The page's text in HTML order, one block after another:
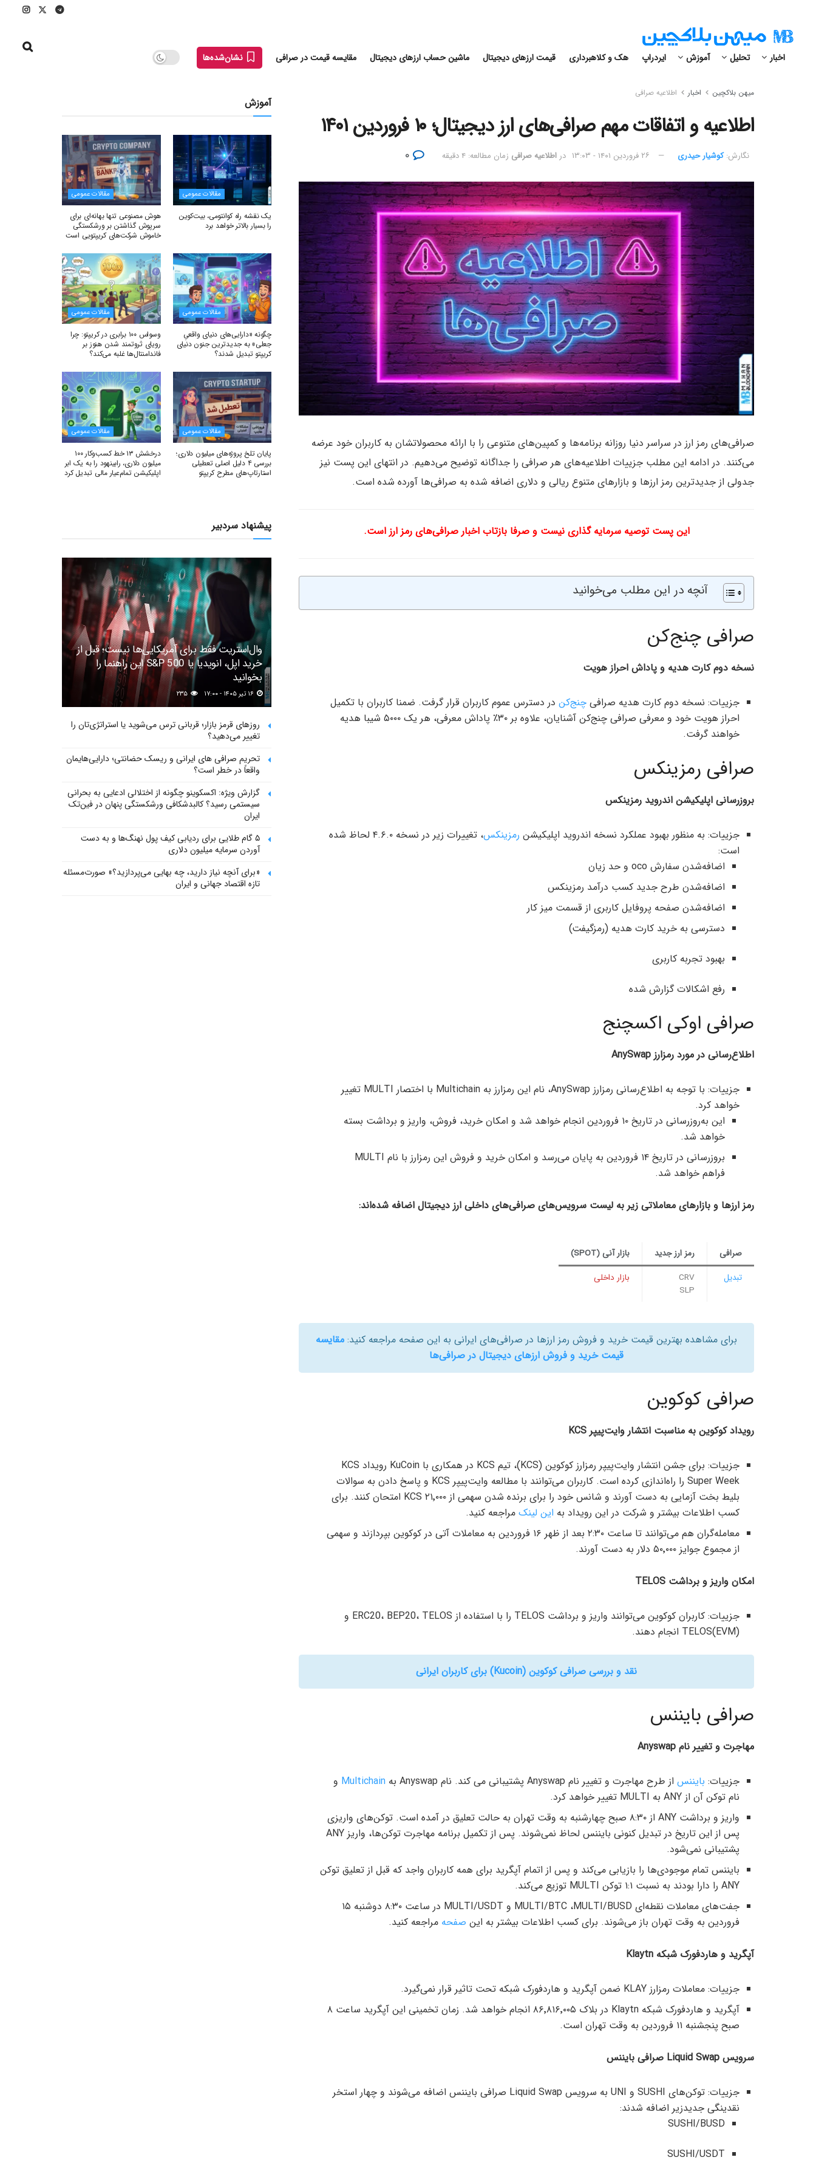
اخبار تحلیل آموزش ایردراپ هک و کلاهبرداری قیمت ارزهای دیجیتال ماشین حساب ارزهای دیجیتال مقایسه قیمت در صرافی نشان‌شده‌ها
میهن بلاکچین اخبار اطلاعیه صرافی
اطلاعیه و اتفاقات مهم صرافی‌های ارز دیجیتال؛ ۱۰ فروردین ۱۴۰۱
نگارش:‌ کوشیار حیدری ۲۶ فروردین ۱۴۰۱ - ۱۳:۰۳ در اطلاعیه صرافی زمان مطالعه: ۴ دقیقه
صرافی‌های رمز ارز در سراسر دنیا روزانه برنامه‌ها و کمپین‌های متنوعی را با ارائه محصولاتشان به کاربران خود عرضه
می‌کنند. در ادامه این مطلب جزییات اطلاعیه‌های هر صرافی را جداگانه توضیح می‌دهیم. در انتهای این پست نیز
جدولی از جدیدترین رمز ارزها و بازارهای متنوع ریالی و دلاری اضافه شده به صرافی‌ها آورده شده است.
این پست توصیه سرمایه گذاری نیست و صرفا بازتاب اخبار صرافی‌های رمز ارز است.
آنچه در این مطلب می‌خوانید
صرافی چنج‌کن
نسخه دوم کارت هدیه و پاداش احراز هویت
جزییات: نسخه دوم کارت هدیه صرافی چنج‌کن در دسترس عموم کاربران قرار گرفت. ضمنا کاربران با تکمیل
احراز هویت خود و معرفی صرافی چنج‌کن آشنایان، علاوه بر ۳۰٪ پاداش معرفی، هر یک ۵۰۰۰ شیبا هدیه
خواهند گرفت.
صرافی رمزینکس
بروزرسانی اپلیکیشن اندروید رمزینکس
جزییات: به منظور بهبود عملکرد نسخه اندروید اپلیکیشن رمزینکس
، تغییرات زیر در نسخه ۴.۶.۰ لحاظ شده
است:
اضافه‌شدن سفارش oco و حد زیان
اضافه‌شدن طرح جدید کسب درآمد رمزینکس
اضافه‌شدن صفحه‌ پروفایل کاربری از قسمت میز کار
دسترسی به خرید کارت هدیه (رمزگیفت)
بهبود تجربه‌ کاربری
رفع اشکالات گزارش شده
صرافی اوکی اکسچنج
اطلاع‌رسانی در مورد رمزارز AnySwap
جزییات: با توجه به اطلاع‌رسانی رمزارز AnySwap، نام این رمزارز به Multichain با اختصار MULTI تغییر
خواهد کرد.
این به‌روزرسانی در تاریخ ۱۰ فروردین انجام خواهد شد و امکان خرید، فروش، واریز و برداشت بسته
خواهد شد.
بروزرسانی در تاریخ ۱۴ فروردین به پایان می‌رسد و امکان خرید و فروش این رمزارز با نام MULTI
فراهم خواهد شد.
رمز ارزها و بازارهای معاملاتی زیر به لیست سرویس‌های صرافی‌های داخلی ارز دیجیتال اضافه شده‌اند:
صرافی رمز ارز جدید
بازار آنی (SPOT)
تبدیل
CRV
SLP
بازار داخلی
برای مشاهده بهترین قیمت خرید و فروش رمز ارزها در صرافی‌های ایرانی به این صفحه مراجعه کنید: مقایسه
قیمت خرید و فروش ارزهای دیجیتال در صرافی‌ها
صرافی کوکوین
رویداد کوکوین به مناسبت انتشار وایت‌پیپر KCS
جزییات: برای جشن انتشار وایت‌پیپر رمزارز کوکوین (KCS)، تیم KCS در همکاری با KuCoin رویداد KCS
Super Week را راه‌اندازی کرده است. کاربران می‌توانند با مطالعه وایت‌پیپر KCS و پاسخ دادن به سوالات
بلیط بخت آزمایی به دست آورند و شانس خود را برای برنده شدن سهمی از ۲۱٬۰۰۰ KCS امتحان کنند. برای
کسب اطلاعات بیشتر و شرکت در این رویداد به این لینک مراجعه کنید.
معامله‌گران هم می‌توانند تا ساعت ۲:۳۰ بعد از ظهر ۱۶ فروردین به معاملات آتی در کوکوین بپردازند و سهمی
از مجموع جوایز ۵۰٬۰۰۰ دلار به دست آورند.
امکان واریز و برداشت TELOS
جزییات: کاربران کوکوین می‌توانند واریز و برداشت TELOS را با استفاده از ERC20، ‌BEP20، TELOS و
TELOS(EVM) انجام دهند.
نقد و بررسی صرافی کوکوین (Kucoin) برای کاربران ایرانی
صرافی بایننس
مهاجرت و تغییر نام Anyswap
جزییات: بایننس از طرح مهاجرت و تغییر نام Anyswap پشتیبانی می کند. نام Anyswap به Multichain و
نام توکن آن از ANY به MULTI تغییر خواهد کرد.
واریز و برداشت ANY از ۸:۳۰ صبح چهارشنبه به وقت تهران به حالت تعلیق در آمده است. توکن‌های واریزی
پس از این تاریخ در تبدیل کنونی بایننس لحاظ نمی‌شوند. پس از تکمیل برنامه مهاجرت توکن‌ها، واریز ANY
پشتیبانی نمی‌شود.
بایننس تمام موجودی‌ها را بازیابی می‌کند و پس از اتمام آپگرید برای همه کاربران واجد که قبل از تعلیق توکن
ANY را دارا بودند به نسبت ۱:۱ توکن MULTI توزیع می‌کند.
جفت‌های معاملات نقطه‌ای MULTI/BTC ،MULTI/BUSD و MULTI/USDT در ساعت ۸:۳۰ دوشنبه ۱۵
فروردین به وقت تهران باز می‌شوند. برای کسب اطلاعات بیشتر به این صفحه مراجعه کنید.
آپگرید و هاردفورک شبکه Klaytn
جزییات: معاملات رمزارز KLAY ضمن آپگرید و هاردفورک شبکه تحت تاثیر قرار نمی‌گیرد.
آپگرید و هاردفورک شبکه Klaytn در بلاک ۸۶٬۸۱۶٬۰۰۵ انجام خواهد شد. زمان تخمینی این آپگرید ساعت ۸
صبح پنجشنبه ۱۱ فروردین به وقت تهران است.
سرویس‌ Liquid Swap صرافی بایننس
جزییات: توکن‌های SUSHI و UNI به سرویس‌ Liquid Swap صرافی بایننس اضافه می‌شوند و چهار استخر
نقدینگی جدیدزیر اضافه شدند:
SUSHI/BUSD
SUSHI/USDT
آموزش
مقالات عمومی
یک نقشه راه کوانتومی، بیت‌کوین
را بسیار بالاتر خواهد برد
مقالات عمومی
هوش مصنوعی تنها بهانه‌ای برای
سرپوش گذاشتن بر ورشکستگی
خاموش شرکت‌های کریپتویی است
مقالات عمومی
چگونه «دارایی‌های دنیای واقعیِ
جعلی» به جدیدترین جنون دنیای
کریپتو تبدیل شدند؟
مقالات عمومی
وسواس ۱۰۰ برابری در کریپتو: چرا
رویای ثروتمند شدن هنوز بر
فاندامنتال‌ها غلبه می‌کند؟
مقالات عمومی
پایان تلخ پروژه‌های میلیون دلاری؛
بررسی ۴ دلیل اصلی تعطیلی
استارتاپ‌های مطرح کریپتو
مقالات عمومی
درخشش ۱۳ خط کسب‌وکار ۱۰۰
میلیون دلاری، رابینهود را به یک ابر
اپلیکیشن تمام‌عیار مالی تبدیل کرد
پیشنهاد سردبیر
وال‌استریت فقط برای آمریکایی‌ها نیست؛ قبل از
خرید اپل، انویدیا یا S&P 500 این راهنما را
بخوانید
روزهای قرمز بازار؛ قربانی ترس می‌شوید یا استراتژی‌تان را
تغییر می‌دهید؟
تحریم صرافی های ایرانی و ریسک حضانتی؛ دارایی‌هایمان
واقعاً در خطر است؟
گزارش ویژه: اکسکوینو چگونه از اختلالی ادعایی به بحرانی
سیستمی رسید؟ کالبدشکافی ورشکستگی پنهان در فین‌تک
ایران
۵ گام طلایی برای ردیابی کیف پول‌ نهنگ‌ها و به دست
آوردن سرمایه میلیون دلاری
«برای آنچه نیاز دارید، چه بهایی می‌پردازید؟» صورت‌مسئله
تازه اقتصاد جهانی و ایران